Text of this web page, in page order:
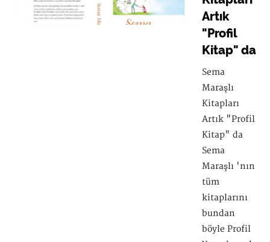
Artık
"Profil
Kitap" da
Sema
Maraşlı
Kitapları
Artık "Profil
Kitap" da
Sema
Maraşlı 'nın
tüm
kitaplarını
bundan
böyle Profil